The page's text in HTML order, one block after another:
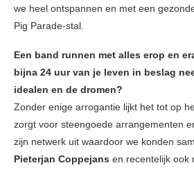
we heel ontspannen en met een
Pig Parade-stal.
Een band runnen met alles erop en
bijna 24 uur van je leven in beslag
idealen en de dromen?
Zonder enige arrogantie lijkt het tot op
zorgt voor steengoede arrangementen
zijn netwerk uit waardoor we konden
Pieterjan Coppejans en recentelijk ook